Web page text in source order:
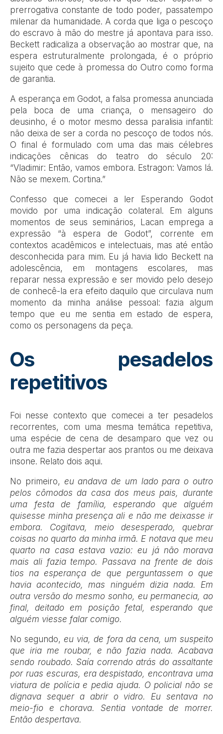
prerrogativa constante de todo poder, passatempo
milenar da humanidade. A corda que liga o pescoço
do escravo à mão do mestre já apontava para isso.
Beckett radicaliza a observação ao mostrar que, na
espera estruturalmente prolongada, é o próprio
sujeito que cede à promessa do Outro como forma
de garantia.
A esperança em Godot, a falsa promessa anunciada
pela boca de uma criança, o mensageiro do
deusinho, é o motor mesmo dessa paralisia infantil:
não deixa de ser a corda no pescoço de todos nós.
O final é formulado com uma das mais célebres
indicações cênicas do teatro do século 20:
“Vladimir: Então, vamos embora. Estragon: Vamos lá.
Não se mexem. Cortina.”
Confesso que comecei a ler Esperando Godot
movido por uma indicação colateral. Em alguns
momentos de seus seminários, Lacan emprega a
expressão “à espera de Godot”, corrente em
contextos acadêmicos e intelectuais, mas até então
desconhecida para mim. Eu já havia lido Beckett na
adolescência, em montagens escolares, mas
reparar nessa expressão e ser movido pelo desejo
de conhecê-la era efeito daquilo que circulava num
momento da minha análise pessoal: fazia algum
tempo que eu me sentia em estado de espera,
como os personagens da peça.
Os pesadelos
repetitivos
Foi nesse contexto que comecei a ter pesadelos
recorrentes, com uma mesma temática repetitiva,
uma espécie de cena de desamparo que vez ou
outra me fazia despertar aos prantos ou me deixava
insone. Relato dois aqui.
No primeiro, eu andava de um lado para o outro
pelos cômodos da casa dos meus pais, durante
uma festa de família, esperando que alguém
quisesse minha presença ali e não me deixasse ir
embora. Cogitava, meio desesperado, quebrar
coisas no quarto da minha irmã. E notava que meu
quarto na casa estava vazio: eu já não morava
mais ali fazia tempo. Passava na frente de dois
tios na esperança de que perguntassem o que
havia acontecido, mas ninguém dizia nada. Em
outra versão do mesmo sonho, eu permanecia, ao
final, deitado em posição fetal, esperando que
alguém viesse falar comigo.
No segundo,eu via, de fora da cena, um suspeito
que iria me roubar, e não fazia nada. Acabava
sendo roubado. Saía correndo atrás do assaltante
por ruas escuras, era despistado, encontrava uma
viatura de polícia e pedia ajuda. O policial não se
dignava sequer a abrir o vidro. Eu sentava no
meio-fio e chorava. Sentia vontade de morrer.
Então despertava.